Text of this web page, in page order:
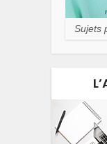
Sujets